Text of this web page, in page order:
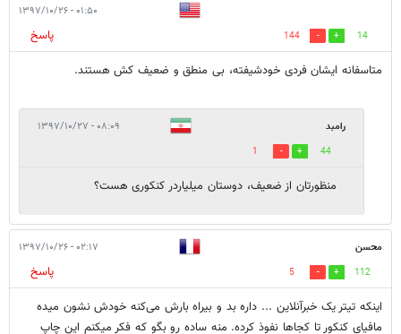
۰۱:۵۰ - ۱۳۹۷/۱۰/۲۶
14
144
پاسخ
متاسفانه ایشان فردی خودشیفته، بی منطق و ضعیف کش هستند.
رامبد ۰۸:۰۹ - ۱۳۹۷/۱۰/۲۷
44
1
منظورتان از ضعیف، دوستان میلیاردر کنکوری هست؟
محسن ۰۲:۱۷ - ۱۳۹۷/۱۰/۲۶
112
5
پاسخ
اینکه تیتر یک خبرآنلاین ... داره بد و بیراه بارش می‌کنه خودش نشون میده
مافیای کنکور تا کجاها نفوذ کرده. منه ساده رو بگو که فکر میکنم این چاپ